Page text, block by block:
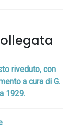
riveduto, con
a cura di G.
1929.